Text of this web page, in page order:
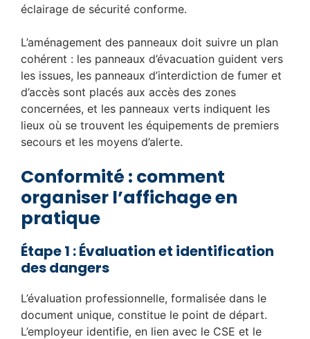
éclairage de sécurité conforme.
L’aménagement des panneaux doit suivre un plan
cohérent : les panneaux d’évacuation guident vers
les issues, les panneaux d’interdiction de fumer et
d’accès sont placés aux accès des zones
concernées, et les panneaux verts indiquent les
lieux où se trouvent les équipements de premiers
secours et les moyens d’alerte.
Conformité : comment
organiser l’affichage en
pratique
Étape 1 : Évaluation et identification
des dangers
L’évaluation professionnelle, formalisée dans le
document unique, constitue le point de départ.
L’employeur identifie, en lien avec le CSE et le